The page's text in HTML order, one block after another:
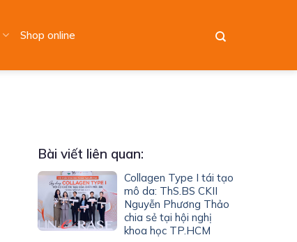
Shop online
Bài viết liên quan:
Collagen Type I tái tạo
mô da: ThS.BS CKII
Nguyễn Phương Thảo
chia sẻ tại hội nghị
khoa học TP.HCM